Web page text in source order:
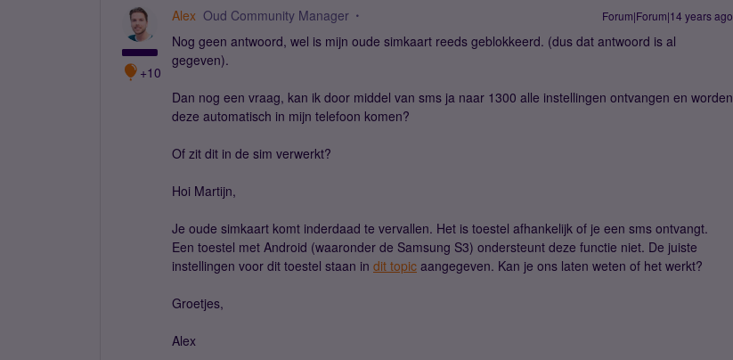
+10
Alex Oud Community Manager Forum|Forum|14 years ago
Nog geen antwoord, wel is mijn oude simkaart reeds geblokkeerd. (dus dat antwoord is al
gegeven).
Dan nog een vraag, kan ik door middel van sms ja naar 1300 alle instellingen ontvangen en worden
deze automatisch in mijn telefoon komen?
Of zit dit in de sim verwerkt?
Hoi Martijn,
Je oude simkaart komt inderdaad te vervallen. Het is toestel afhankelijk of je een sms ontvangt.
Een toestel met Android (waaronder de Samsung S3) ondersteunt deze functie niet. De juiste
instellingen voor dit toestel staan in dit topic aangegeven. Kan je ons laten weten of het werkt?
Groetjes,
Alex